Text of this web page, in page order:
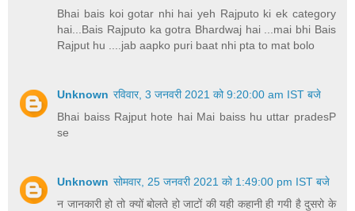
Bhai bais koi gotar nhi hai yeh Rajputo ki ek category
hai...Bais Rajputo ka gotra Bhardwaj hai ...mai bhi Bais
Rajput hu ....jab aapko puri baat nhi pta to mat bolo
Unknown रविवार, 3 जनवरी 2021 को 9:20:00 am IST बजे
Bhai baiss Rajput hote hai Mai baiss hu uttar pradesP
se
Unknown सोमवार, 25 जनवरी 2021 को 1:49:00 pm IST बजे
न जानकारी हो तो क्यों बोलते हो जाटों की यही कहानी ही गयी है दुसरो के